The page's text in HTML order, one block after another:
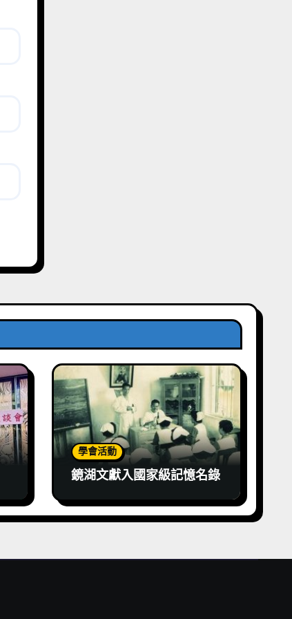
學會活動
鏡湖文獻入國家級記憶名錄